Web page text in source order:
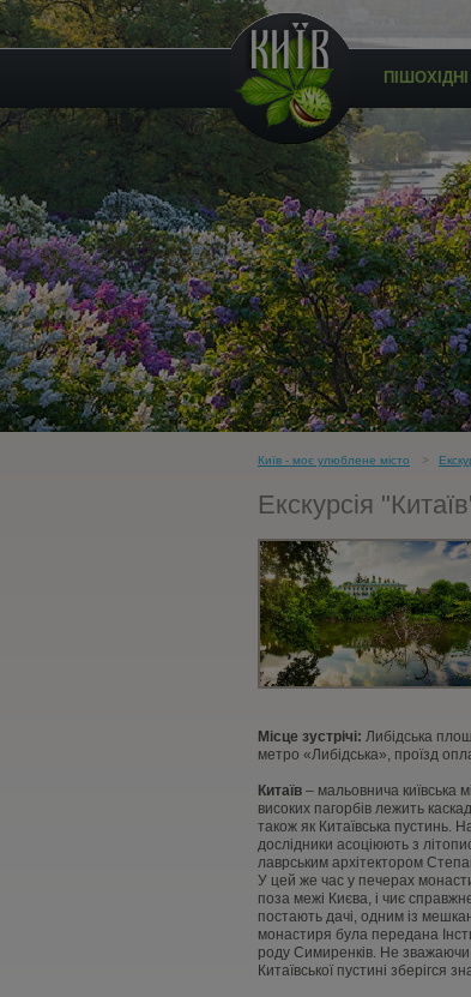
ПІШОХІДНІ
Київ - моє улюблене місто
Екскурсія
Місце зустрічі: Либідська
метро «Либідська», проїзд
Китаїв – мальовнича київська
високих пагорбів лежить
також як Китаївська пустинь.
дослідники асоціюють з
лаврським архітектором
У цей же час у печерах
поза межі Києва, і чиє
постають дачі, одним із
монастиря була передана
роду Симиренків. Не зважаючи
Китаївської пустині зберігся